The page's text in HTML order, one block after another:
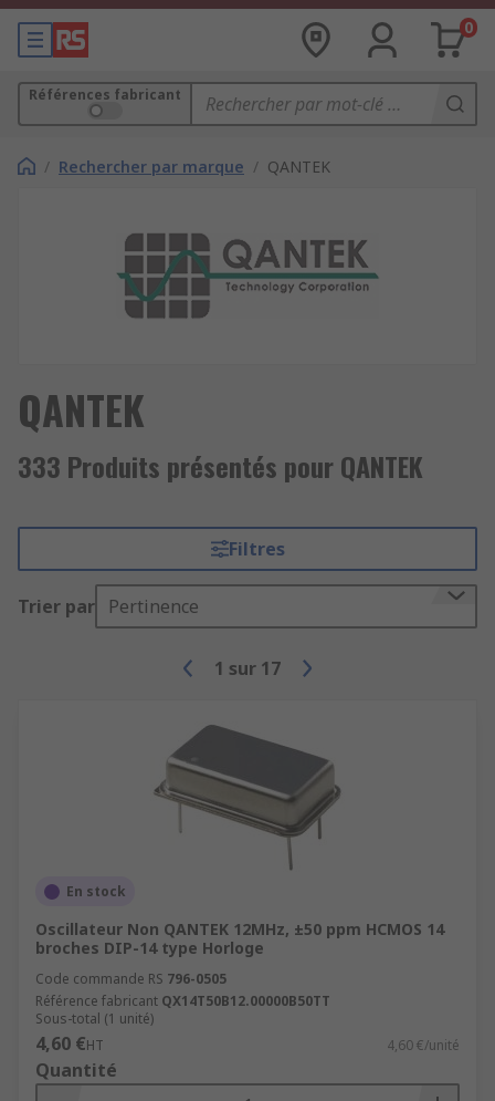
0
Références fabricant
/ Rechercher par marque / QANTEK
QANTEK
333 Produits présentés pour QANTEK
Filtres
Trier par Pertinence
1 sur 17
En stock
Oscillateur Non QANTEK 12MHz, ±50 ppm HCMOS 14
broches DIP-14 type Horloge
Code commande RS 796-0505
Référence fabricant QX14T50B12.00000B50TT
Sous-total (1 unité)
4,60 €HT 4,60 €/unité
Quantité